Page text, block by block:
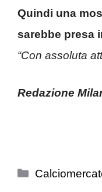
Quindi una
sarebbe presa
“Con assoluta
Redazione
Categorie